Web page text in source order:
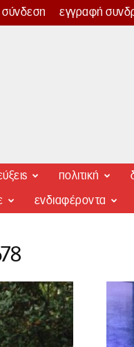
σύνδεση εγγραφή
πολιτική
ενδιαφέροντα